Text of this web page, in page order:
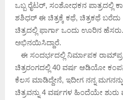
ಒಬ್ಬ ರೈಟರ್, ಸಂಶೋಧಕನ ಪಾತ್ರದಲ್ಲಿ
ಶಶಿಧರ್ ಈ ಚಿತ್ರಕ್ಕೆ ಕಥೆ, ಚಿತ್ರಕಥೆ
ಚಿತ್ರದಲ್ಲಿ ಫಾರ್ಗಾ ಒಂದು ಊರಿನ
ಅಭಿನಯಿಸಿದ್ದಾರೆ.
ಈ ಸಂದರ್ಭದಲ್ಲಿ ನಿರ್ಮಾಪಕ
ಚಿತ್ರರಂಗದಲ್ಲಿ 40 ವರ್ಷ ಆಡಿಯೋ
ಕೆಲಸ ಮಾಡಿದ್ದೇನೆ, ಇದೀಗ ನನ್ನ
ಚಿತ್ರವನ್ನು 4 ವರ್ಷಗಳ ಹಿಂದೆಯೇ ಶುರು